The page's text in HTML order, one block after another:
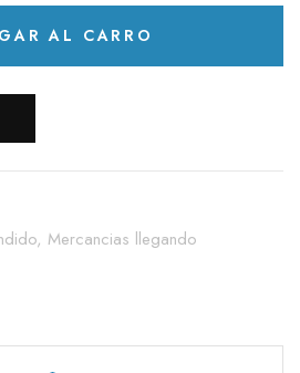
AL CARRO
Mercancias llegando